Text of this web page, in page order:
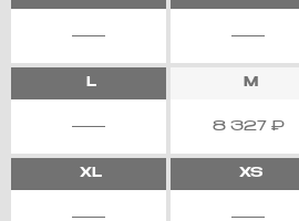
L M
8 327 ₽
XL XS